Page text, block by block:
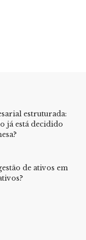
estruturada:
já está decidido
de ativos em